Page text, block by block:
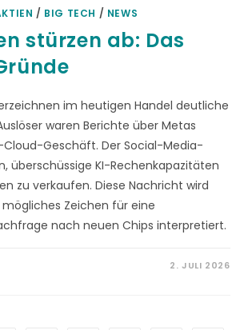
/ BIG TECH / NEWS
stürzen ab: Das
im heutigen Handel deutliche
waren Berichte über Metas
Cloud-Geschäft. Der Social-Media-
überschüssige KI-Rechenkapazitäten
zu verkaufen. Diese Nachricht wird
Zeichen für eine
nach neuen Chips interpretiert.
2. JULI 2026